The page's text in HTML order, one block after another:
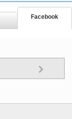
Facebook